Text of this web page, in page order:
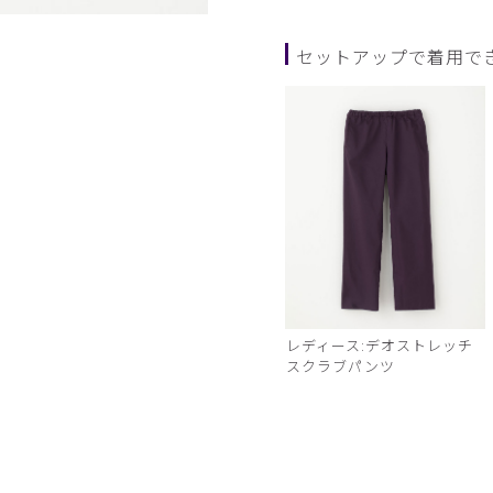
セットアップで着用で
レディース:デオストレッチ
スクラブパンツ